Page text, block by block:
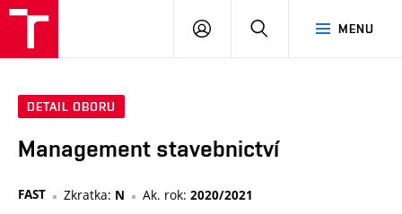
MENU
PŘIHLÁSIT
DETAIL OBORU
Management stavebnictví
FAST Zkratka: N Ak. rok: 2020/2021